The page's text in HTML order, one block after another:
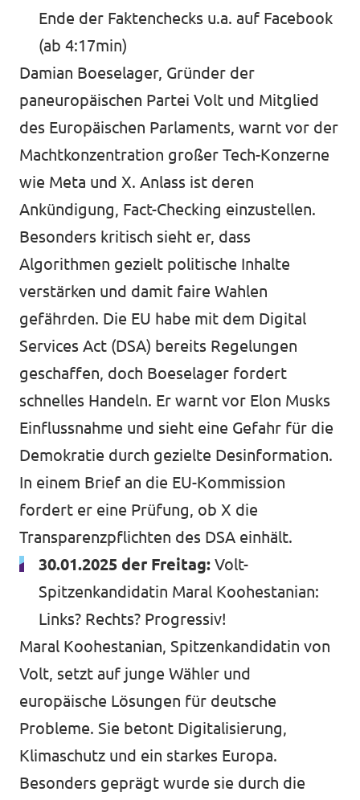
Ende der Faktenchecks u.a. auf Facebook
(ab 4:17min)
Damian Boeselager, Gründer der
paneuropäischen Partei Volt und Mitglied
des Europäischen Parlaments, warnt vor der
Machtkonzentration großer Tech-Konzerne
wie Meta und X. Anlass ist deren
Ankündigung, Fact-Checking einzustellen.
Besonders kritisch sieht er, dass
Algorithmen gezielt politische Inhalte
verstärken und damit faire Wahlen
gefährden. Die EU habe mit dem Digital
Services Act (DSA) bereits Regelungen
geschaffen, doch Boeselager fordert
schnelles Handeln. Er warnt vor Elon Musks
Einflussnahme und sieht eine Gefahr für die
Demokratie durch gezielte Desinformation.
In einem Brief an die EU-Kommission
fordert er eine Prüfung, ob X die
Transparenzpflichten des DSA einhält.
30.01.2025 der Freitag: Volt-
Spitzenkandidatin Maral Koohestanian:
Links? Rechts? Progressiv!
Maral Koohestanian, Spitzenkandidatin von
Volt, setzt auf junge Wähler und
europäische Lösungen für deutsche
Probleme. Sie betont Digitalisierung,
Klimaschutz und ein starkes Europa.
Besonders geprägt wurde sie durch die